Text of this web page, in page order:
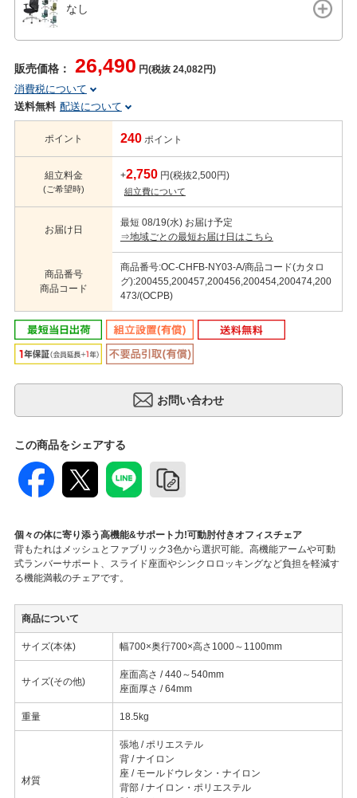
なし
販売価格： 26,490 円(税抜 24,082円)
消費税について
送料無料 配送について
ポイント 240 ポイント
組立料金
(ご希望時)
+2,750 円(税抜2,500円)
組立費について
お届け日
最短 08/19(水) お届け予定
⇒地域ごとの最短お届け日はこちら
商品番号
商品コード
商品番号:OC-CHFB-NY03-A/商品コード(カタロ
グ):200455,200457,200456,200454,200474,200
473/(OCPB)
この商品をシェアする
個々の体に寄り添う高機能&サポート力!可動肘付きオフィスチェア
背もたれはメッシュとファブリック3色から選択可能。高機能アームや可動
式ランバーサポート、スライド座面やシンクロロッキングなど負担を軽減す
る機能満載のチェアです。
商品について
サイズ(本体) 幅700×奥行700×高さ1000～1100mm
サイズ(その他)
座面高さ / 440～540mm
座面厚さ / 64mm
重量 18.5kg
材質
張地 / ポリエステル
背 / ナイロン
座 / モールドウレタン・ナイロン
背部 / ナイロン・ポリエステル